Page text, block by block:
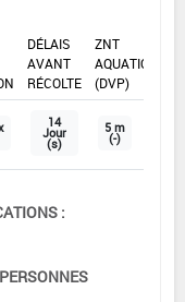
DÉLAIS
AVANT
RÉCOLTE
ZNT
AQUATIQUE
(DVP)
14
Jour
(s)
5 m
(-)
: